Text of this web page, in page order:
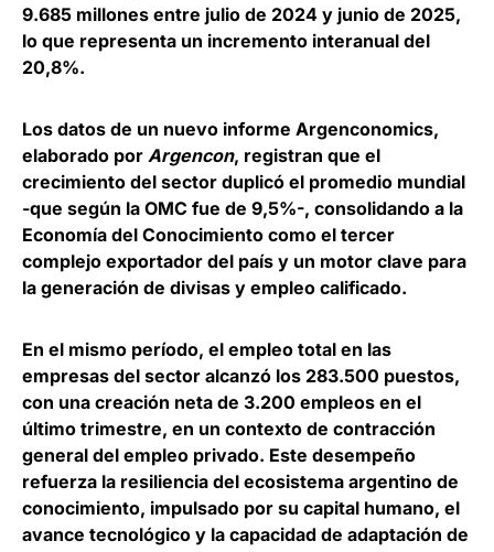
9.685 millones entre julio de 2024 y junio de 2025,
lo que representa un incremento interanual del
20,8%.
Los datos de un nuevo informe Argenconomics,
elaborado por Argencon, registran que el
crecimiento del sector duplicó el promedio mundial
-que según la OMC fue de 9,5%-, consolidando a la
Economía del Conocimiento como el tercer
complejo exportador del país y un motor clave para
la generación de divisas y empleo calificado.
En el mismo período, el empleo total en las
empresas del sector alcanzó los 283.500 puestos,
con una creación neta de 3.200 empleos en el
último trimestre, en un contexto de contracción
general del empleo privado. Este desempeño
refuerza la resiliencia del ecosistema argentino de
conocimiento, impulsado por su capital humano, el
avance tecnológico y la capacidad de adaptación de